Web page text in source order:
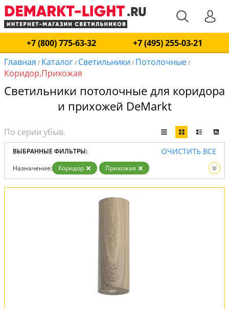
+7 (800) 775-63-32
+7 (495) 255-03-21
Главная / Каталог/ Светильники / Потолочные/
Коридор,Прихожая
Светильники потолочные для коридора
и прихожей DeMarkt
ВЫБРАННЫЕ ФИЛЬТРЫ: ОЧИСТИТЬ ВСЕ
Назначение: Коридор
Прихожая
Тип:
Потолочные Вид: Светильники